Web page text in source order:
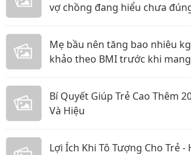
vợ chồng đang hiểu chưa
Mẹ bầu nên tăng bao nhiêu
khảo theo BMI trước khi
Bí Quyết Giúp Trẻ Cao Thêm
Và Hiệu
Lợi Ích Khi Tô Tượng Cho Trẻ